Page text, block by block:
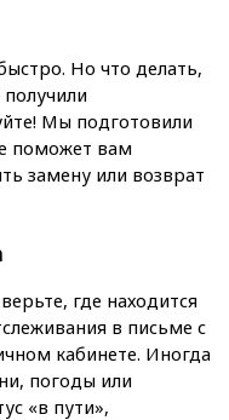
Но что делать,
Мы подготовили
поможет вам
замену или возврат
где находится
в письме с
кабинете. Иногда
погоды или
«в пути»,